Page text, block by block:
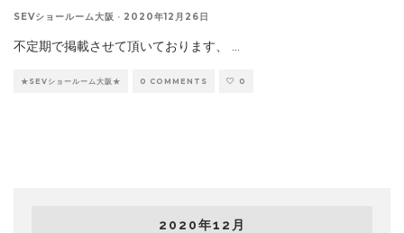
SEVショールーム大阪 · 2020年12月26日
不定期で掲載させて頂いております、
★SEVショールーム大阪★ 0 COMMENTS 0
2020年12月